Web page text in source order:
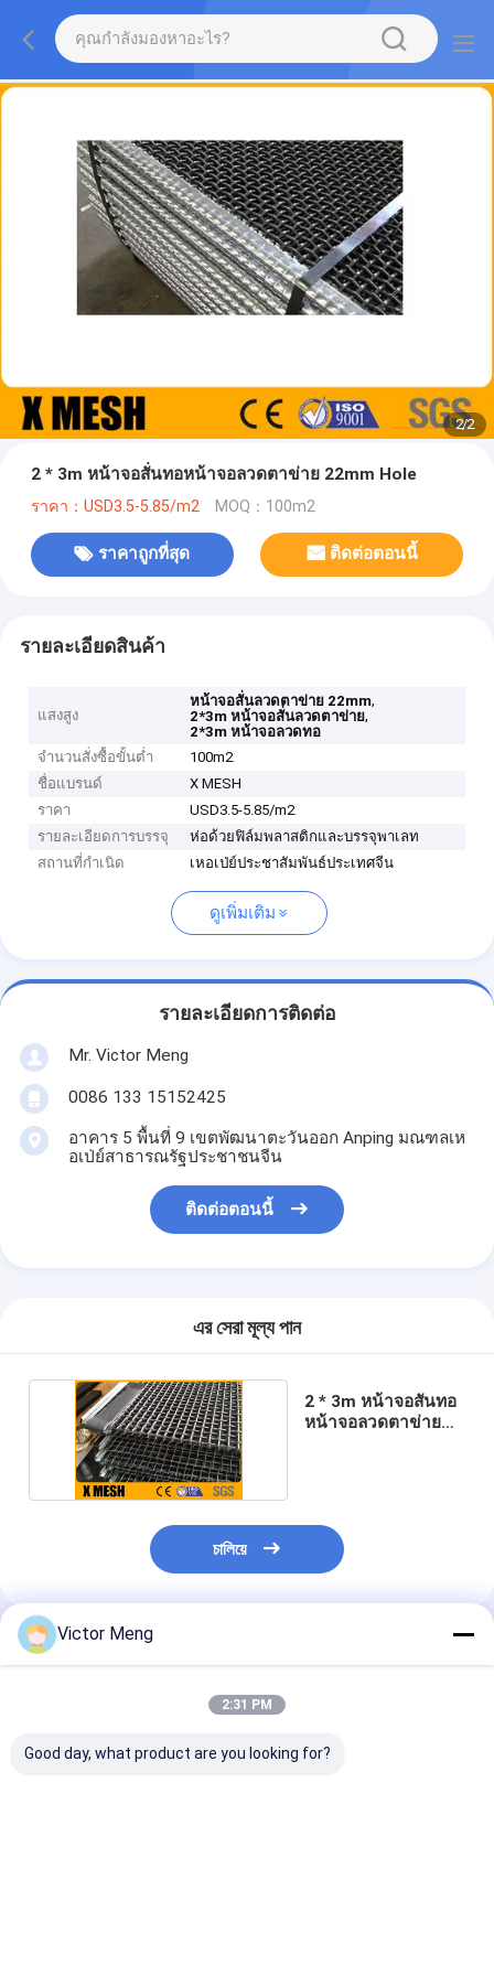
2/2
2 * 3m หน้าจอสั่นทอหน้าจอลวดตาข่าย 22mm Hole
ราคา：USD3.5-5.85/m2 MOQ：100m2
ราคาถูกที่สุด ติดต่อตอนนี้
รายละเอียดสินค้า
แสงสูง
หน้าจอสั่นลวดตาข่าย 22mm,
2*3m หน้าจอสั่นลวดตาข่าย,
2*3m หน้าจอลวดทอ
จำนวนสั่งซื้อขั้นต่ำ
100m2
ชื่อแบรนด์
X MESH
ราคา
USD3.5-5.85/m2
รายละเอียดการบรรจุ
ห่อด้วยฟิล์มพลาสติกและบรรจุพาเลท
สถานที่กำเนิด
เหอเป่ย์ประชาสัมพันธ์ประเทศจีน
ดูเพิ่มเติม
รายละเอียดการติดต่อ
Mr. Victor Meng
0086 133 15152425
อาคาร 5 พื้นที่ 9 เขตพัฒนาตะวันออก Anping มณฑลเห
อเป่ย์สาธารณรัฐประชาชนจีน
ติดต่อตอนนี้
এর সেরা মূল্য পান
2 * 3m หน้าจอสั่นทอ
หน้าจอลวดตาข่าย
চালিয়ে
แนะนำผลิตภัณฑ์
Victor Meng
2:31 PM
Good day, what product are you looking for?